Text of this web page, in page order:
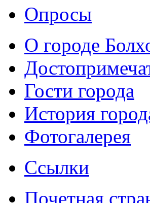
Опросы
О городе
Гости города
История
Фотогалерея
Ссылки
Почетная